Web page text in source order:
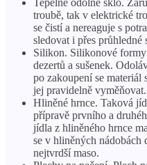
troubě, tak v elektrické
se čistí a nereaguje s
sledovat i přes průhledné
Silikon. Silikonové
dezertů a sušenek.
po zakoupení se materiál
jej pravidelně vyměňovat.
Hliněné hrnce. Taková
přípravě prvního a
jídla z hliněného hrnce
se v hliněných nádobách
nejtvrdší maso.